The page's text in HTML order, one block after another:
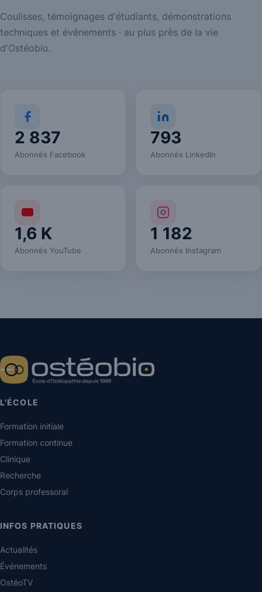
Coulisses, témoignages d'étudiants, démonstrations
techniques et événements · au plus près de la vie
d'Ostéobio.
2 837
Abonnés Facebook
793
Abonnés LinkedIn
1,6 K
Abonnés YouTube
1 182
Abonnés Instagram
L'ÉCOLE
Formation initiale
Formation continue
Clinique
Recherche
Corps professoral
INFOS PRATIQUES
Actualités
Événements
OstéoTV